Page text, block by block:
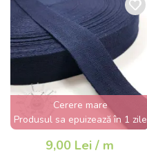
Cerere mare
Produsul sa epuizează în 1 zile
9,00 Lei / m